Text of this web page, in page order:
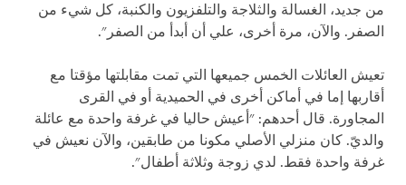
من جديد، الغسالة والثلاجة والتلفزيون والكنبة، كل شيء من
الصفر. والآن، مرة أخرى، علي أن أبدأ من الصفر".
تعيش العائلات الخمس جميعها التي تمت مقابلتها مؤقتا مع
أقاربها إما في أماكن أخرى في الحميدية أو في القرى
المجاورة. قال أحدهم: "أعيش حاليا في غرفة واحدة مع عائلة
والديّ. كان منزلي الأصلي مكونا من طابقين، والآن نعيش في
غرفة واحدة فقط. لدي زوجة وثلاثة أطفال".